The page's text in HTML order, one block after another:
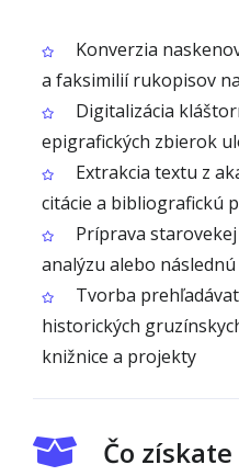
Konverzia
a faksimilií rukopisov
Digitalizácia
epigrafických zbierok
Extrakcia textu z
citácie a bibliografickú
Príprava
analýzu alebo
Tvorba
historických
knižnice a projekty
Čo